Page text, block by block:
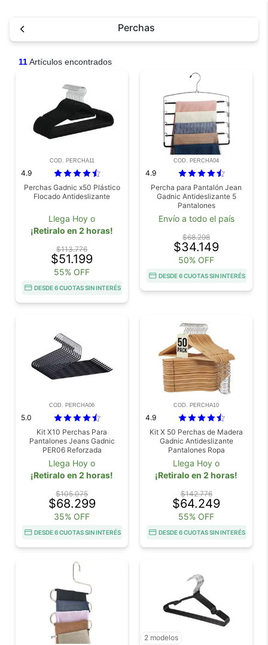
Perchas
11Artículos encontrados
COD. PERCHA11
4.9
Perchas Gadnic x50 Plástico
Flocado Antideslizante
Llega Hoy o
¡Retiralo en 2 horas!
$113.776
$51.199
55% OFF
DESDE 6 CUOTAS SIN INTERÉS
COD. PERCHA04
4.9
Percha para Pantalón Jean
Gadnic Antideslizante 5
Pantalones
Envío a todo el país
$68.298
$34.149
50% OFF
DESDE 6 CUOTAS SIN INTERÉS
COD. PERCHA06
5.0
Kit X10 Perchas Para
Pantalones Jeans Gadnic
PER06 Reforzada
Antideslizante
Llega Hoy o
¡Retiralo en 2 horas!
$105.075
$68.299
35% OFF
DESDE 6 CUOTAS SIN INTERÉS
COD. PERCHA10
4.9
Kit X 50 Perchas de Madera
Gadnic Antideslizante
Pantalones Ropa
Llega Hoy o
¡Retiralo en 2 horas!
$142.776
$64.249
55% OFF
DESDE 6 CUOTAS SIN INTERÉS
2 modelos